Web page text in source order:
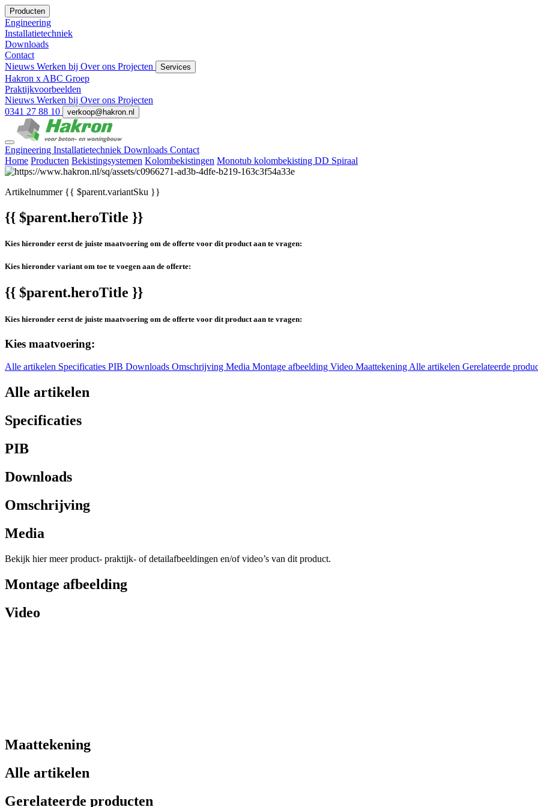
Producten
Engineering
Installatietechniek
Downloads
Contact
Nieuws Werken bij Over ons Projecten Services
Hakron x ABC Groep
Praktijkvoorbeelden
Nieuws Werken bij Over ons Projecten
0341 27 88 10
verkoop@hakron.nl
Engineering Installatietechniek Downloads Contact
Home Producten Bekistingsystemen Kolombekistingen Monotub kolombekisting DD Spiraal
Artikelnummer{{ $parent.variantSku }}
{{ $parent.heroTitle }}
Kies hieronder eerst de juiste maatvoering om de offerte voor dit product aan te vragen:
Kies hieronder variant om toe te voegen aan de offerte:
{{ $parent.heroTitle }}
Kies hieronder eerst de juiste maatvoering om de offerte voor dit product aan te vragen:
Kies maatvoering:
Alle artikelen Specificaties PIB Downloads Omschrijving Media Montage afbeelding Video MaattekeningAlle artikelen Gerelateerde
Alle artikelen
Specificaties
PIB
Downloads
Omschrijving
Media
Bekijk hier meer product- praktijk- of detailafbeeldingen en/of video’s van dit product.
Montage afbeelding
Video
Maattekening
Alle artikelen
Gerelateerde producten